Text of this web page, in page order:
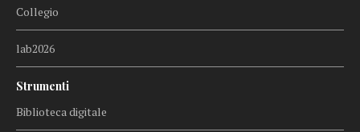
Collegio
lab2026
Strumenti
Biblioteca digitale